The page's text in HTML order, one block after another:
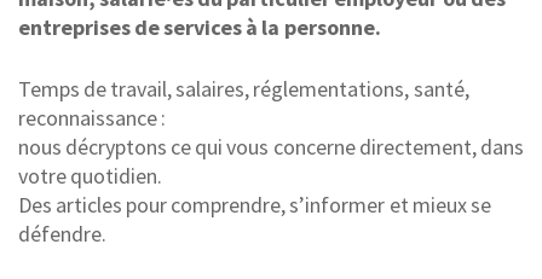
entreprises de services à la personne.
Temps de travail, salaires, réglementations, santé,
reconnaissance :
nous décryptons ce qui vous concerne directement, dans
votre quotidien.
Des articles pour comprendre, s’informer et mieux se
défendre.